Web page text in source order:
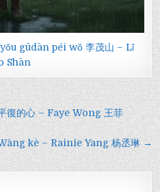
gūdān péi wǒ 李茂山 – Lǐ
Shān
的心 – Faye Wong 王菲
kè – Rainie Yang 杨丞琳 →